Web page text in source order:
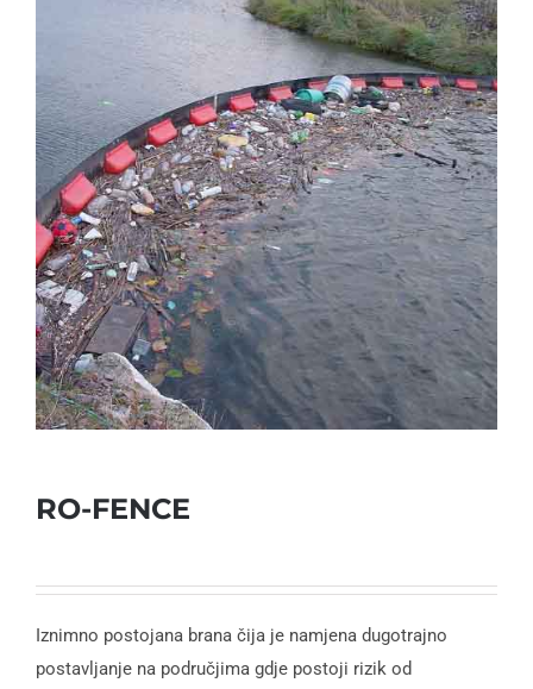
RO-FENCE
Iznimno postojana brana čija je namjena dugotrajno
postavljanje na područjima gdje postoji rizik od